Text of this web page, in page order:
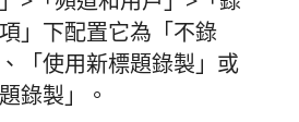
」下配置它為「不錄
「使用新標題錄製」或
錄製」。